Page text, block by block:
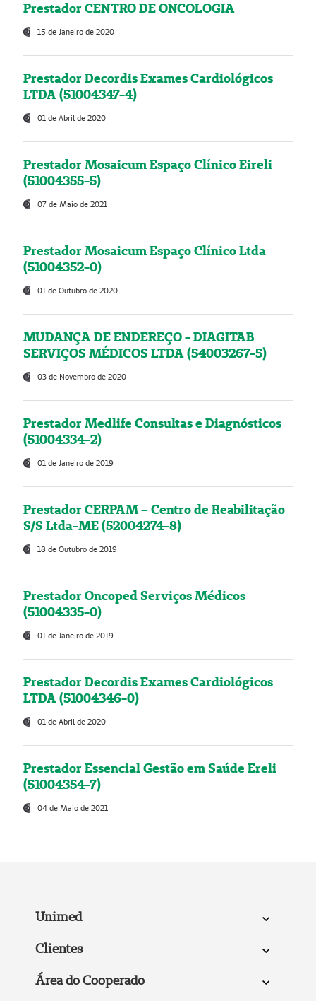
Prestador CENTRO DE ONCOLOGIA
15 de Janeiro de 2020
Prestador Decordis Exames Cardiológicos
LTDA (51004347-4)
01 de Abril de 2020
Prestador Mosaicum Espaço Clínico Eireli
(51004355-5)
07 de Maio de 2021
Prestador Mosaicum Espaço Clínico Ltda
(51004352-0)
01 de Outubro de 2020
MUDANÇA DE ENDEREÇO - DIAGITAB
SERVIÇOS MÉDICOS LTDA (54003267-5)
03 de Novembro de 2020
Prestador Medlife Consultas e Diagnósticos
(51004334-2)
01 de Janeiro de 2019
Prestador CERPAM – Centro de Reabilitação
S/S Ltda-ME (52004274-8)
18 de Outubro de 2019
Prestador Oncoped Serviços Médicos
(51004335-0)
01 de Janeiro de 2019
Prestador Decordis Exames Cardiológicos
LTDA (51004346-0)
01 de Abril de 2020
Prestador Essencial Gestão em Saúde Ereli
(51004354-7)
04 de Maio de 2021
Unimed
Clientes
Área do Cooperado